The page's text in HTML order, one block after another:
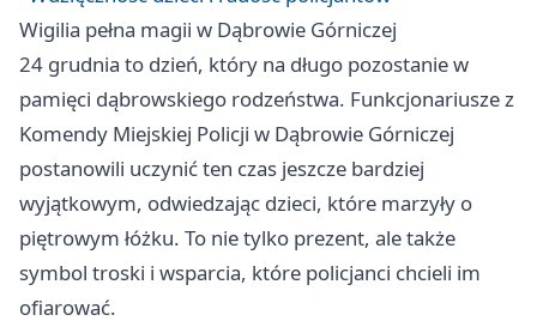
Wigilia pełna magii w Dąbrowie Górniczej
24 grudnia to dzień, który na długo pozostanie w
pamięci dąbrowskiego rodzeństwa. Funkcjonariusze z
Komendy Miejskiej Policji w Dąbrowie Górniczej
postanowili uczynić ten czas jeszcze bardziej
wyjątkowym, odwiedzając dzieci, które marzyły o
piętrowym łóżku. To nie tylko prezent, ale także
symbol troski i wsparcia, które policjanci chcieli im
ofiarować.